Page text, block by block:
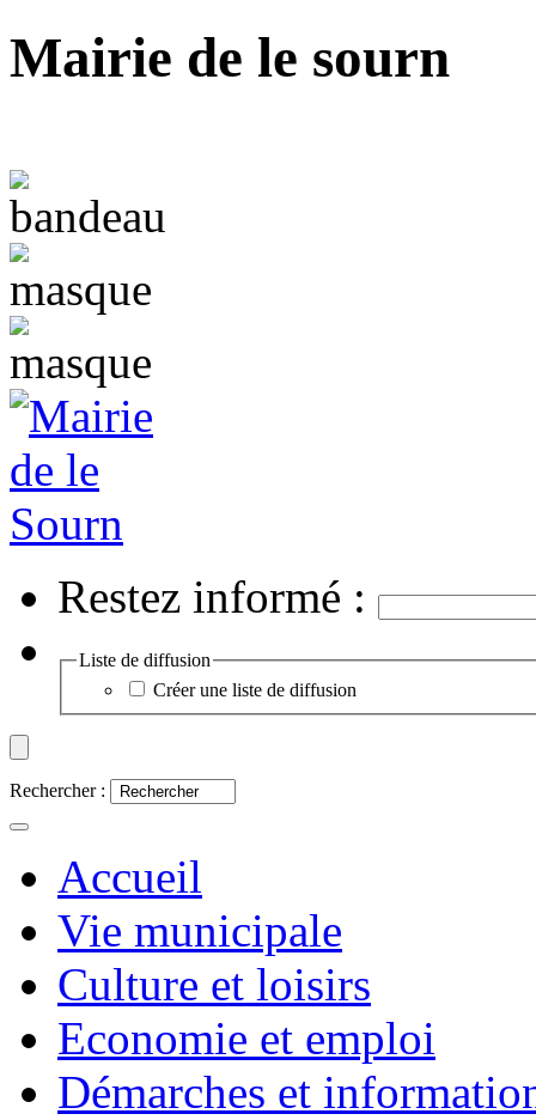
Mairie de le sourn
Restez informé :
Liste de diffusion
Créer une liste de diffusion
Rechercher :
Accueil
Vie municipale
Culture et loisirs
Economie et emploi
Démarches et